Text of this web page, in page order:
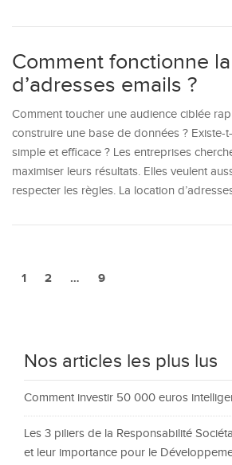
Comment fonctionne
d’adresses emails ?
Comment toucher une audience ciblée
construire une base de données ? Existe-
simple et efficace ? Les entreprises
maximiser leurs résultats. Elles veulent
respecter les règles. La location
1 2 … 9
Nos articles les plus lus
Comment investir 50 000 euros
Les 3 piliers de la Responsabilité
et leur importance pour le